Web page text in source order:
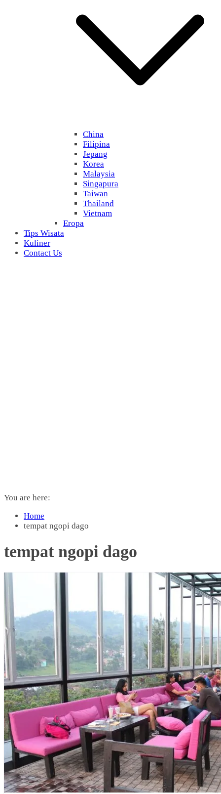
China
Filipina
Jepang
Korea
Malaysia
Singapura
Taiwan
Thailand
Vietnam
Eropa
Tips Wisata
Kuliner
Contact Us
You are here:
Home
tempat ngopi dago
tempat ngopi dago